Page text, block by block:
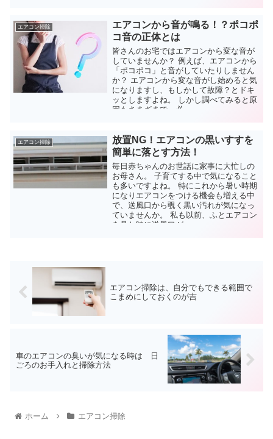
エアコン掃除
エアコンから音が鳴る！？ポコポ
コ音の正体とは
皆さんのお宅ではエアコンから変な音が
していませんか？ 例えば、エアコンから
「ポコポコ」と音がしていたりしません
か？ エアコンから変な音がし始めると気
になりますし、もしかして故障？とドキ
ッとしますよね。 しかし調べてみると原
因もさまざまで、必...
エアコン掃除
放置NG！エアコンの黒いすすを
簡単に落とす方法！
毎日赤ちゃんのお世話に家事に大忙しの
お母さん。 子育てする中で気になること
も多いですよね。 特にこれから暑い時期
になりエアコンをつける機会も増える中
で、送風口から覗く黒い汚れが気になっ
ていませんか。 私も以前、ふとエアコン
を見た時に送風口が...
エアコン掃除は、自分でもできる範囲で
こまめにしておくのが吉
車のエアコンの臭いが気になる時は 日
ごろのお手入れと掃除方法
ホーム エアコン掃除